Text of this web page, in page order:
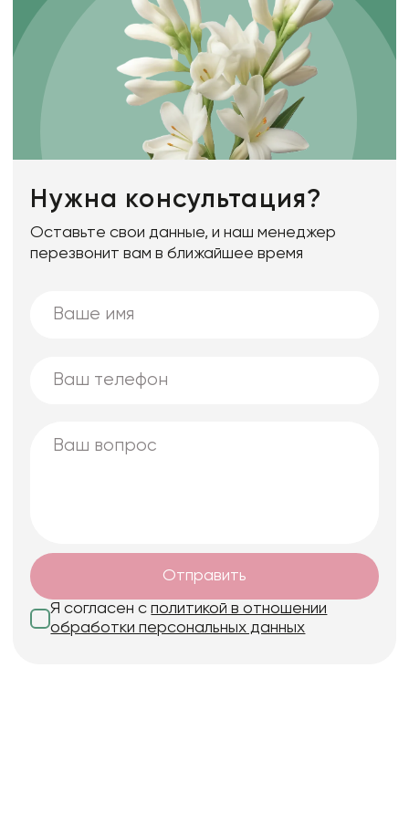
Нужна консультация?
Оставьте свои данные, и наш менеджер
перезвонит вам в ближайшее время
Отправить
Я согласен сполитикой в отношении
обработки персональных данных